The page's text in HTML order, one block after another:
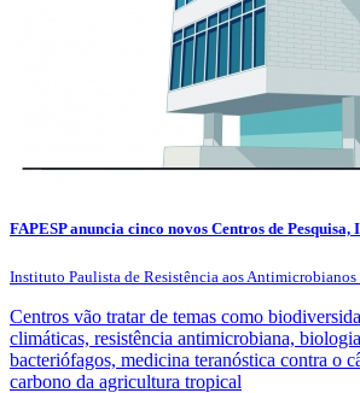
FAPESP anuncia cinco novos Centros de Pesquisa,
Instituto Paulista de Resistência aos
Centros vão tratar de temas como
climáticas, resistência antimicrobiana,
bacteriófagos, medicina teranóstica contra o
carbono da agricultura tropical